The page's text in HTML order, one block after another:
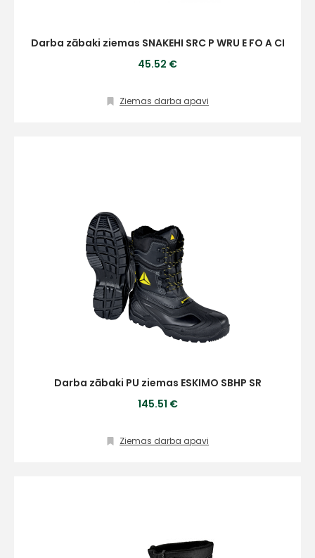
Darba zābaki ziemas SNAKEHI SRC P WRU E FO A CI
45.52 €
Ziemas darba apavi
Darba zābaki PU ziemas ESKIMO SBHP SR
145.51 €
Ziemas darba apavi